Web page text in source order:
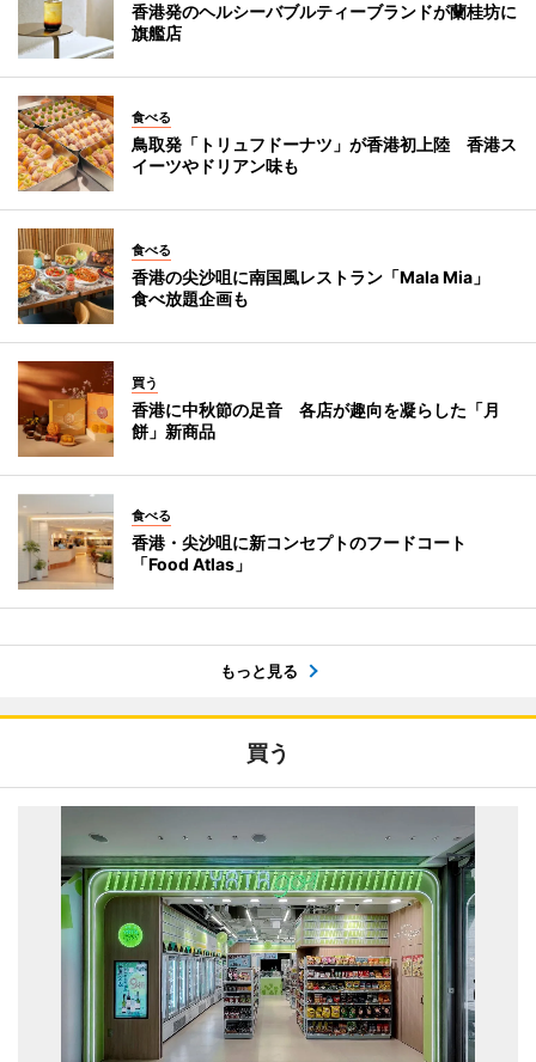
香港発のヘルシーバブルティーブランドが蘭桂坊に
旗艦店
食べる
鳥取発「トリュフドーナツ」が香港初上陸 香港ス
イーツやドリアン味も
食べる
香港の尖沙咀に南国風レストラン「Mala Mia」
食べ放題企画も
買う
香港に中秋節の足音 各店が趣向を凝らした「月
餅」新商品
食べる
香港・尖沙咀に新コンセプトのフードコート
「Food Atlas」
もっと見る
買う